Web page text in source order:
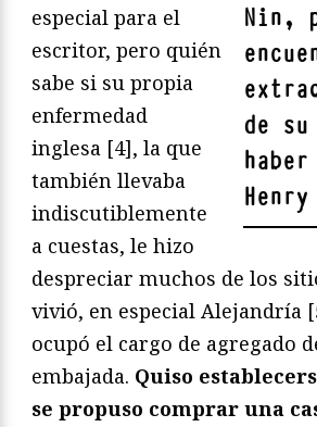
Nin,
de
especial para el
escritor, pero quién
sabe si su propia
enfermedad
inglesa [4], la que
también llevaba
indiscutiblemente
a cuestas, le hizo
despreciar muchos de los
vivió, en especial Alejandría
ocupó el cargo de agregado
embajada. Quiso
se propuso comprar una